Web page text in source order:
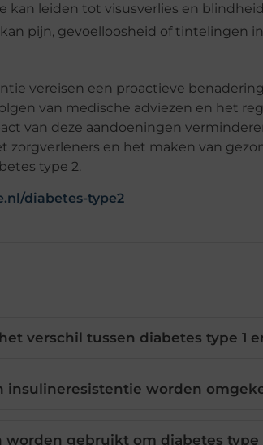
kan leiden tot visusverlies en
pijn, gevoelloosheid of tintelingen
vereisen een proactieve
van medische adviezen en het
van deze aandoeningen
zorgverleners en het maken van
type 2.
diabetes-type2
verschil tussen diabetes type 1
insulineresistentie worden
worden gebruikt om diabetes type